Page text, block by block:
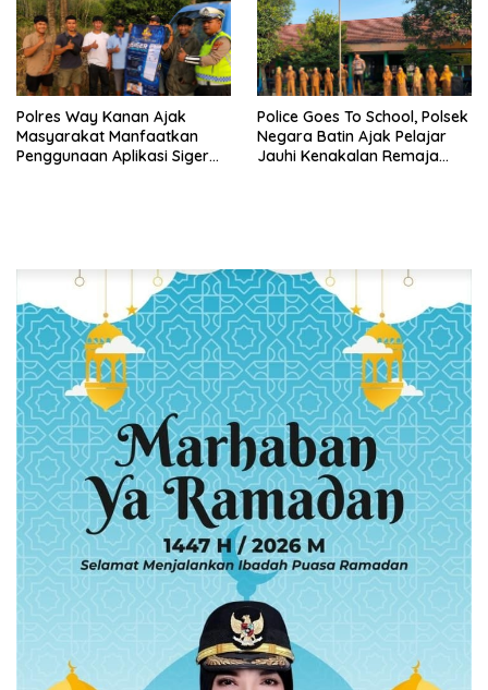
Polres Way Kanan Ajak
Masyarakat Manfaatkan
Penggunaan Aplikasi Siger
Police Goes To School, Polsek
Negara Batin Ajak Pelajar
Jauhi Kenakalan Remaja